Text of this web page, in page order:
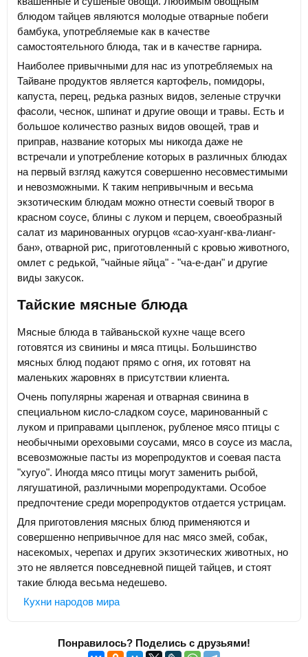
блюдом тайцев являются молодые отварные побеги
бамбука, употребляемые как в качестве
самостоятельного блюда, так и в качестве гарнира.
Наиболее привычными для нас из употребляемых на
Тайване продуктов является картофель, помидоры,
капуста, перец, редька разных видов, зеленые стручки
фасоли, чеснок, шпинат и другие овощи и травы. Есть и
большое количество разных видов овощей, трав и
приправ, название которых мы никогда даже не
встречали и употребление которых в различных блюдах
на первый взгляд кажутся совершенно несовместимыми
и невозможными. К таким непривычным и весьма
экзотическим блюдам можно отнести соевый творог в
красном соусе, блины с луком и перцем, своеобразный
салат из маринованных огурцов «сао-хуанг-ква-лианг-
бан», отварной рис, приготовленный с кровью животного,
омлет с редькой, "чайные яйца" - "ча-е-дан" и другие
виды закусок.
Тайские мясные блюда
Мясные блюда в тайваньской кухне чаще всего
готовятся из свинины и мяса птицы. Большинство
мясных блюд подают прямо с огня, их готовят на
маленьких жаровнях в присутствии клиента.
Очень популярны жареная и отварная свинина в
специальном кисло-сладком соусе, маринованный с
луком и приправами цыпленок, рубленое мясо птицы с
необычными ореховыми соусами, мясо в соусе из масла,
всевозможные пасты из морепродуктов и соевая паста
"хугуо". Иногда мясо птицы могут заменить рыбой,
лягушатиной, различными морепродуктами. Особое
предпочтение среди морепродуктов отдается устрицам.
Для приготовления мясных блюд применяются и
совершенно непривычное для нас мясо змей, собак,
насекомых, черепах и других экзотических животных, но
это не является повседневной пищей тайцев, и стоят
такие блюда весьма недешево.
Кухни народов мира
Понравилось? Поделись с друзьями!